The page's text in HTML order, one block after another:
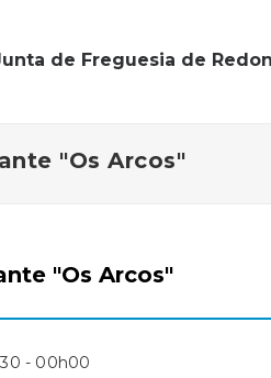
de Freguesia de
"Os Arcos"
"Os Arcos"
- 00h00